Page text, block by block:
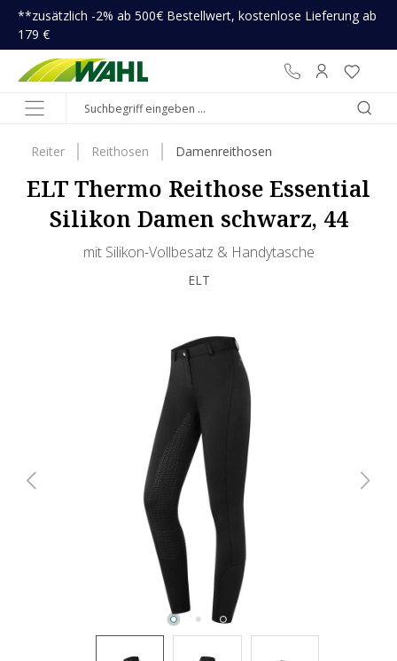
springen
**zusätzlich -2% ab 500€ Bestellwert, kostenlose Lieferung ab
179 €
Reiter Reithosen Damenreithosen
ELT Thermo Reithose Essential
Silikon Damen schwarz, 44
mit Silikon-Vollbesatz & Handytasche
ELT